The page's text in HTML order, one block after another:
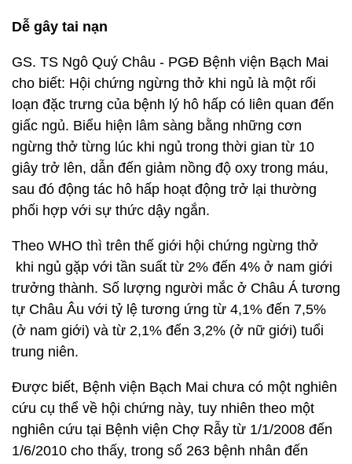
Dễ gây tai nạn
GS. TS Ngô Quý Châu - PGĐ Bệnh viện Bạch Mai
cho biết: Hội chứng ngừng thở khi ngủ là một rối
loạn đặc trưng của bệnh lý hô hấp có liên quan đến
giấc ngủ. Biểu hiện lâm sàng bằng những cơn
ngừng thở từng lúc khi ngủ trong thời gian từ 10
giây trở lên, dẫn đến giảm nồng độ oxy trong máu,
sau đó động tác hô hấp hoạt động trở lại thường
phối hợp với sự thức dậy ngắn.
Theo WHO thì trên thế giới hội chứng ngừng thở
khi ngủ gặp với tần suất từ 2% đến 4% ở nam giới
trưởng thành. Số lượng người mắc ở Châu Á tương
tự Châu Âu với tỷ lệ tương ứng từ 4,1% đến 7,5%
(ở nam giới) và từ 2,1% đến 3,2% (ở nữ giới) tuổi
trung niên.
Được biết, Bệnh viện Bạch Mai chưa có một nghiên
cứu cụ thể về hội chứng này, tuy nhiên theo một
nghiên cứu tại Bệnh viện Chợ Rẫy từ 1/1/2008 đến
1/6/2010 cho thấy, trong số 263 bệnh nhân đến